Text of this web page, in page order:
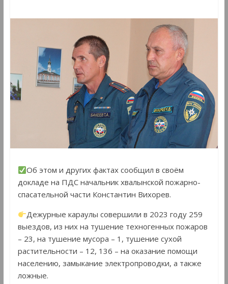
Об этом и других фактах сообщил в своём
докладе на ПДС начальник хвалынской пожарно-
спасательной части Константин Вихорев.
Дежурные караулы совершили в 2023 году 259
выездов, из них на тушение техногенных пожаров
– 23, на тушение мусора – 1, тушение сухой
растительности – 12, 136 – на оказание помощи
населению, замыкание электропроводки, а также
ложные.